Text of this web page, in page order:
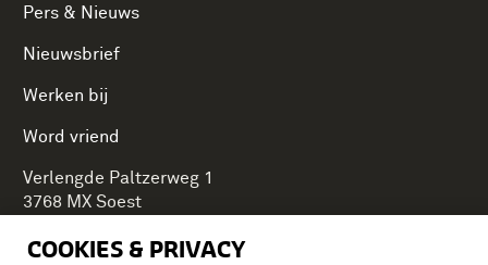
COOKIES & PRIVACY
Pers & Nieuws
Nieuwsbrief
Werken bij
Word vriend
Verlengde Paltzerweg 1
3768 MX Soest